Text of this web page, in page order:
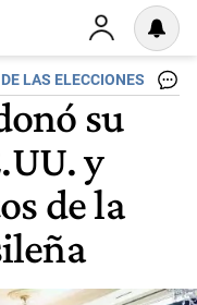
LAS ELECCIONES
su
y
de la